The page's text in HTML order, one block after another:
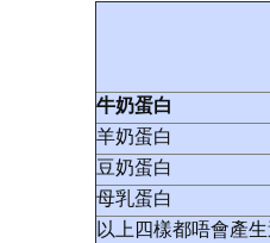
牛奶蛋白
羊奶蛋白
豆奶蛋白
母乳蛋白
以上四樣都唔會產